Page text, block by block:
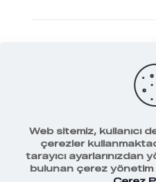
Veri
Web sitemiz, kullanıcı
çerezler
tarayıcı ayarlarınızdan
bulunan çerez yönetim